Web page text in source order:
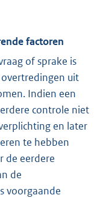
factoren
of sprake is
overtredingen uit
Indien een
controle niet
en later
te hebben
de eerdere
de
voorgaande